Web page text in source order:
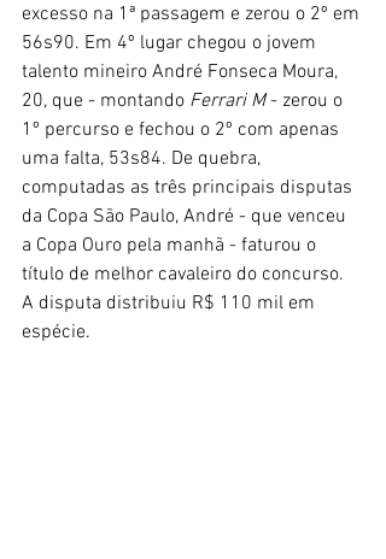
excesso na 1ª passagem e zerou o 2º em
56s90. Em 4º lugar chegou o jovem
talento mineiro André Fonseca Moura,
20, que - montando Ferrari M - zerou o
1º percurso e fechou o 2º com apenas
uma falta, 53s84. De quebra,
computadas as três principais disputas
da Copa São Paulo, André - que venceu
a Copa Ouro pela manhã - faturou o
título de melhor cavaleiro do concurso.
A disputa distribuiu R$ 110 mil em
espécie.